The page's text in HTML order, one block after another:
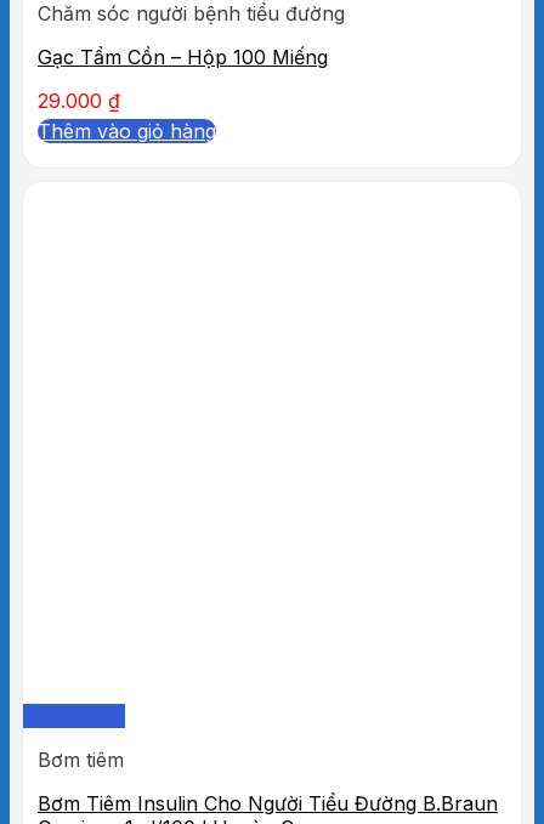
Chăm sóc người bệnh tiểu đường
Gạc Tẩm Cồn – Hộp 100 Miếng
29.000 ₫
Thêm vào giỏ hàng
Bơm tiêm
Bơm Tiêm Insulin Cho Người Tiểu Đường B.Braun